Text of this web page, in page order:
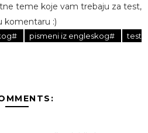
teme koje vam trebaju za test,
komentaru :)
pismeni iz engleskog#
test